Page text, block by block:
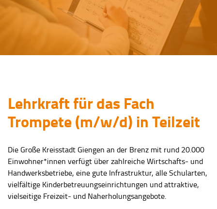
Lehrkraft für das Fach
Trompete (m/w/d) in Teilzeit
Die Große Kreisstadt Giengen an der Brenz mit rund 20.000
Einwohner*innen verfügt über zahlreiche Wirtschafts- und
Handwerksbetriebe, eine gute Infrastruktur, alle Schularten,
vielfältige Kinderbetreuungseinrichtungen und attraktive,
vielseitige Freizeit- und Naherholungsangebote.